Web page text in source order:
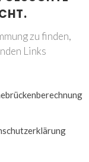
zu finden,
Links